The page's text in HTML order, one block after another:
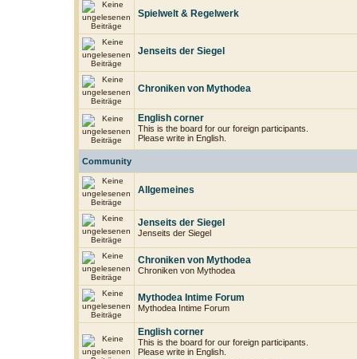
Spielwelt & Regelwerk
Jenseits der Siegel
Chroniken von Mythodea
English corner
This is the board for our foreign participants.
Please write in English.
Community
Allgemeines
Jenseits der Siegel
Jenseits der Siegel
Chroniken von Mythodea
Chroniken von Mythodea
Mythodea Intime Forum
Mythodea Intime Forum
English corner
This is the board for our foreign participants.
Please write in English.